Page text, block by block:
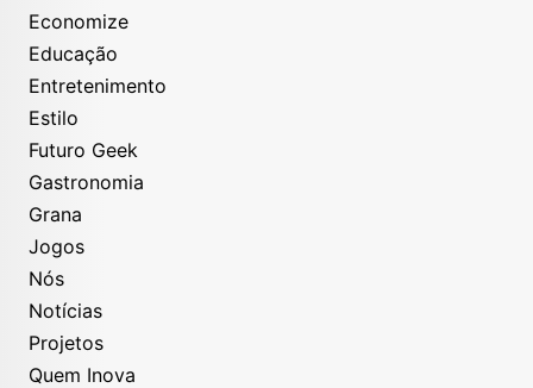
Economize
Educação
Entretenimento
Estilo
Futuro Geek
Gastronomia
Grana
Jogos
Nós
Notícias
Projetos
Quem Inova